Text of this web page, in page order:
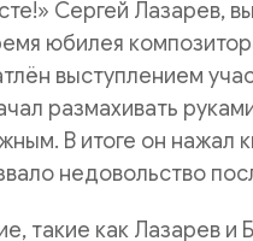
Сергей Лазарев,
юбилея
выступлением
размахивать
В итоге он нажал
недовольство
такие как Лазарев и